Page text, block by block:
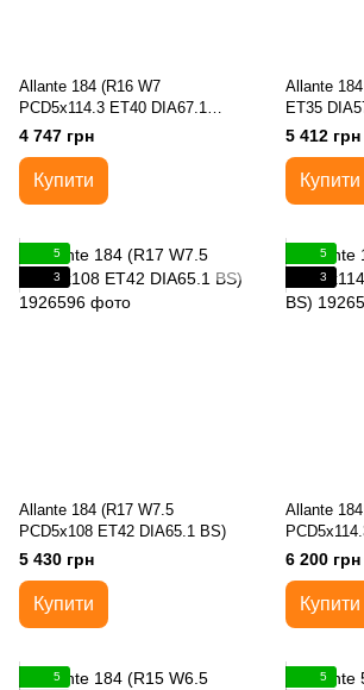
Allante 184 (R16 W7
PCD5x114.3 ET40 DIA67.1
Black)
4 747 грн
Купити
Allante
ET35
5 412 грн
Купити
5
3
Allante 184 (R17 W7.5
PCD5x108 ET42 DIA65.1 BS)
5 430 грн
Купити
5
3
Allante
6 200 грн
Купити
5
5